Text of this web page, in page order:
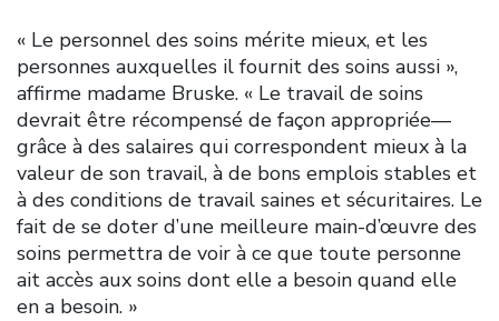
« Le personnel des soins mérite mieux, et les
personnes auxquelles il fournit des soins aussi »,
affirme madame Bruske. « Le travail de soins
devrait être récompensé de façon appropriée—
grâce à des salaires qui correspondent mieux à la
valeur de son travail, à de bons emplois stables et
à des conditions de travail saines et sécuritaires. Le
fait de se doter d’une meilleure main-d’œuvre des
soins permettra de voir à ce que toute personne
ait accès aux soins dont elle a besoin quand elle
en a besoin. »